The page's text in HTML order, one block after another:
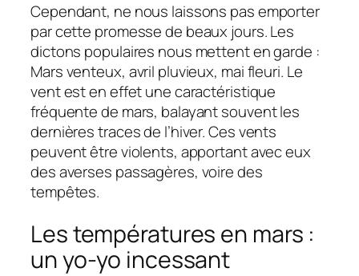
Cependant, ne nous laissons pas emporter
par cette promesse de beaux jours. Les
dictons populaires nous mettent en garde :
Mars venteux, avril pluvieux, mai fleuri. Le
vent est en effet une caractéristique
fréquente de mars, balayant souvent les
dernières traces de l’hiver. Ces vents
peuvent être violents, apportant avec eux
des averses passagères, voire des
tempêtes.
Les températures en mars :
un yo-yo incessant